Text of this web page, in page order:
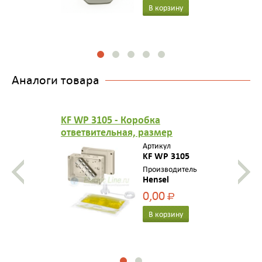
В корзину
Аналоги товара
KF WP 3105 - Коробка
ответвительная, размер
125х167х82
"водонепроницаемая",
стойкая к УФ, в комплекте с
жидкой смолой, СНЯТО С
ПРОИЗВОДСТВА
Артикул
KF WP 3105
Производитель
Hensel
0,00Р
В корзину